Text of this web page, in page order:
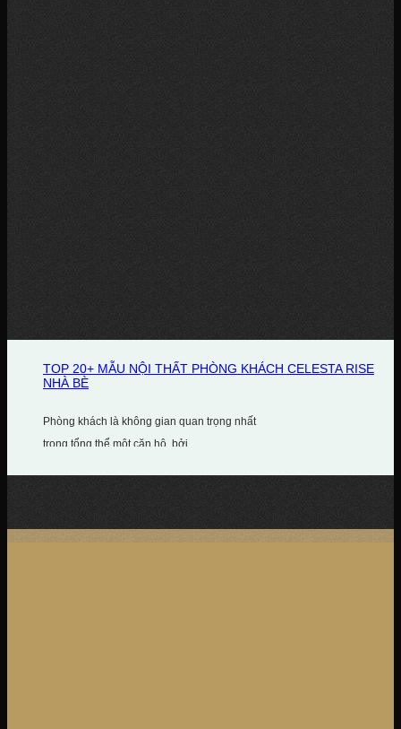
TOP 20+ MẪU NỘI THẤT PHÒNG KHÁCH CELESTA RISE
NHÀ BÈ
Phòng khách là không gian quan trọng nhất
trong tổng thể một căn hộ, bởi...